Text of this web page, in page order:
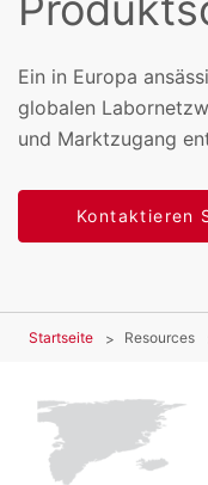
Ein in Europa
globalen
und Marktzugang
Kontaktieren
Startseite Resources